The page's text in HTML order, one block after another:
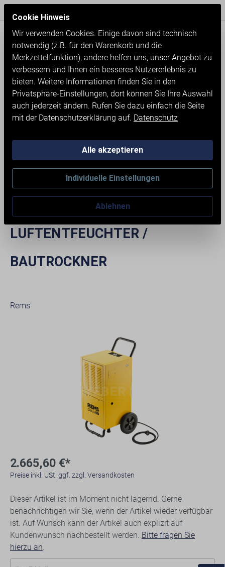
REMS SECCO 80 SET -
LUFTENTFEUCHTER /
BAUTROCKNER
Rems
2.665,60 €*
Preise inkl. USt. ggf. zzgl. Versandkosten
Dieser Artikel ist im Moment nicht lagernd. Gerne
benachrichtigen wir Sie, wenn der Artikel wieder verfügbar
ist. Auf Wunsch kann der Artikel auch explizit auf
Kundenwunsch nachbestellt werden. Bitte fragen Sie
hierzu an.
Cookie Hinweis
Wir verwenden Cookies. Einige davon sind technisch
notwendig (z.B. für den Warenkorb und die
Merkzettelfunktion), andere helfen uns, unser Angebot zu
verbessern und Ihnen ein besseres Nutzererlebnis zu
bieten. Weitere Informationen finden Sie in den
Privatsphäre-Einstellungen, dort können Sie Ihre Auswahl
auch jederzeit ändern. Rufen Sie dazu einfach die Seite
mit der Datenschutzerklärung auf. Datenschutz
Individuelle Einstellungen
Ablehnen
Alle akzeptieren